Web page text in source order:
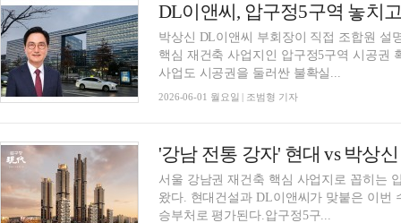
DL이앤씨, 압구정5구역 놓치
박상신 DL이앤씨 부회장이 직접 조합원 설
핵심 재건축 사업지인 압구정5구역 시공권
사업도 시공권을 둘러싼 불확실...
2026-06-01 월요일 | 조범형 기자
서울 강남권 재건축 핵심 사업지로 꼽히는
왔다. 현대건설과 DL이앤씨가 맞붙은 이번
승부처로 평가된다.압구정5구...